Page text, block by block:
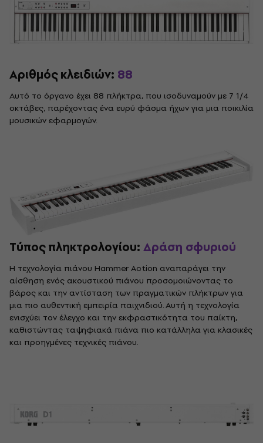
Αριθμός κλειδιών: 88
Αυτό το όργανο έχει 88 πλήκτρα, που ισοδυναμούν με 7 1/4
οκτάβες, παρέχοντας ένα ευρύ φάσμα ήχων για μια ποικιλία
μουσικών εφαρμογών.
Τύπος πληκτρολογίου:Δράση σφυριού
Η τεχνολογία πιάνου Hammer Action αναπαράγει την
αίσθηση ενός ακουστικού πιάνου προσομοιώνοντας το
βάρος και την αντίσταση των πραγματικών πλήκτρων για
μια πιο αυθεντική εμπειρία παιχνιδιού. Αυτή η τεχνολογία
ενισχύει τον έλεγχο και την εκφραστικότητα του παίκτη,
καθιστώντας τα ψηφιακά πιάνα πιο κατάλληλα για κλασικές
και προηγμένες τεχνικές πιάνου.